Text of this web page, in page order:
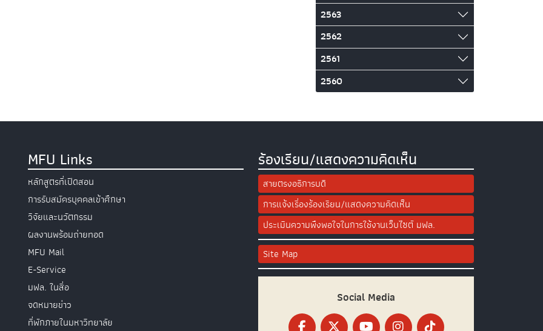
2563
2562
2561
2560
MFU Links
หลักสูตรที่เปิดสอน
การรับสมัครบุคคลเข้าศึกษา
วิจัยและนวัตกรรม
ผลงานพร้อมถ่ายทอด
MFU Mail
E-Service
มฟล. ในสื่อ
จดหมายข่าว
ที่พักภายในมหาวิทยาลัย
ร้องเรียน/แสดงความคิดเห็น
สายตรงอธิการบดี
การแจ้งเรื่องร้องเรียน/แสดงความคิดเห็น
ประเมินความพึงพอใจในการใช้งานเว็บไซต์ มฟล.
Site Map
Social Media